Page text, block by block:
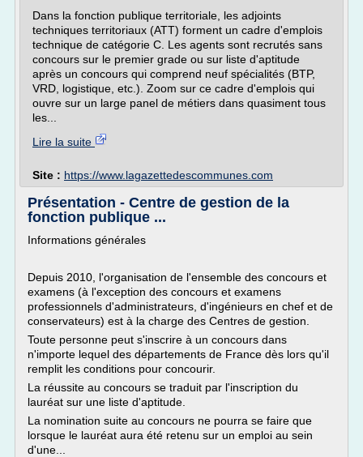
Dans la fonction publique territoriale, les adjoints
techniques territoriaux (ATT) forment un cadre d'emplois
technique de catégorie C. Les agents sont recrutés sans
concours sur le premier grade ou sur liste d'aptitude
après un concours qui comprend neuf spécialités (BTP,
VRD, logistique, etc.). Zoom sur ce cadre d'emplois qui
ouvre sur un large panel de métiers dans quasiment tous
les...
Lire la suite
Site : https://www.lagazettedescommunes.com
Présentation - Centre de gestion de la
fonction publique ...
Informations générales
Depuis 2010, l'organisation de l'ensemble des concours et
examens (à l'exception des concours et examens
professionnels d'administrateurs, d'ingénieurs en chef et de
conservateurs) est à la charge des Centres de gestion.
Toute personne peut s'inscrire à un concours dans
n'importe lequel des départements de France dès lors qu'il
remplit les conditions pour concourir.
La réussite au concours se traduit par l'inscription du
lauréat sur une liste d'aptitude.
La nomination suite au concours ne pourra se faire que
lorsque le lauréat aura été retenu sur un emploi au sein
d'une...